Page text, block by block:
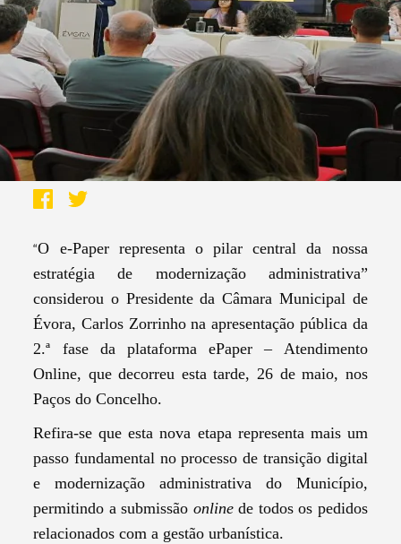
“O e-Paper representa o pilar central da nossa
estratégia de modernização administrativa”
considerou o Presidente da Câmara Municipal de
Évora, Carlos Zorrinho na apresentação pública da
2.ª fase da plataforma ePaper – Atendimento
Online, que decorreu esta tarde, 26 de maio, nos
Paços do Concelho.
Refira-se que esta nova etapa representa mais um
passo fundamental no processo de transição digital
e modernização administrativa do Município,
permitindo a submissão onlinede todos os pedidos
relacionados com a gestão urbanística.